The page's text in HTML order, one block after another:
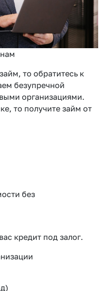
то обратитесь к
безупречной
организациями.
то получите займ от
без
кредит под залог.